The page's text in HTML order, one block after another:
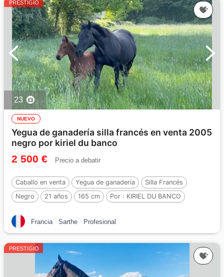
PRESTIGIO
23
NUEVO
Yegua de ganadería silla francés en venta 2005
negro por kiriel du banco
2 500 € Precio a debatir
Caballo en venta Yegua de ganadería
Silla Francés
Negro
21 años 165 cm Por : KIRIEL DU BANCO
Francia Sarthe Profesional
PRESTIGIO